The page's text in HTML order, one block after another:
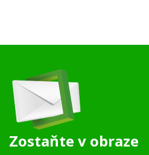
Zostaňte v obraze